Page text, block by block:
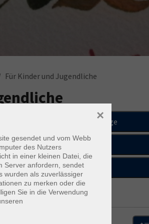
Für Kinder und Jugendliche
Wochentage
Zeitraum
gesendet und vom Webb
des Nutzers
in einer kleinen Datei, die
Server anfordern, sendet
wurden als zuverlässiger
zu merken oder die
Sie in die Verwendung
×